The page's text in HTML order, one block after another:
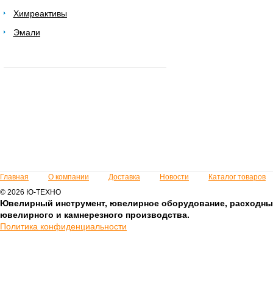
Химреактивы
Эмали
Главная О компании Доставка Новости
Каталог товаров
© 2026 Ю-ТЕХНО
Ювелирный инструмент, ювелирное оборудование,
ювелирного и камнерезного производства.
Политика конфиденциальности